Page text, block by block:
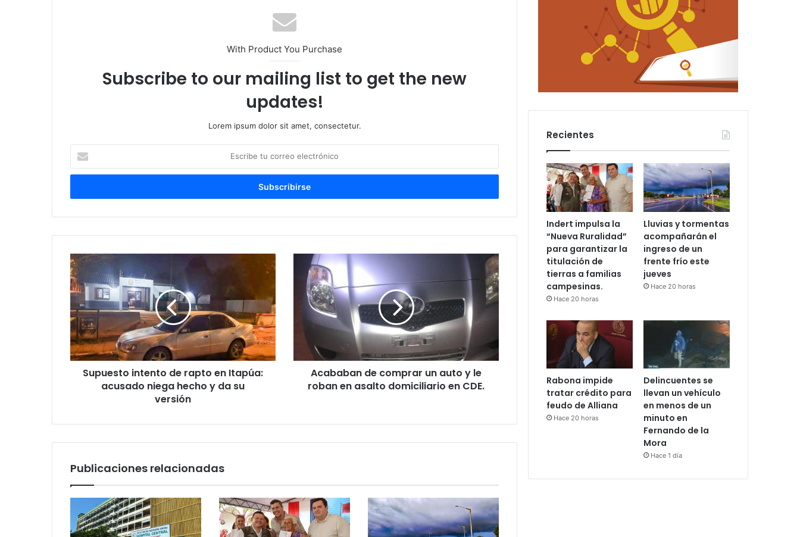
With Product You Purchase
Subscribe to our mailing list to get the new
updates!
Lorem ipsum dolor sit amet, consectetur.
correo
Supuesto intento de rapto en Itapúa:
acusado niega hecho y da su
versión
Acababan de comprar un auto y le
roban en asalto domiciliario en CDE.
Publicaciones relacionadas
Recientes
Indert impulsa la
“Nueva Ruralidad”
para garantizar la
titulación de
tierras a familias
campesinas.
Hace 20 horas
Lluvias y tormentas
acompañarán el
ingreso de un
frente frío este
jueves
Hace 20 horas
Rabona impide
tratar crédito para
feudo de Alliana
Hace 20 horas
Delincuentes se
llevan un vehículo
en menos de un
minuto en
Fernando de la
Mora
Hace 1 día